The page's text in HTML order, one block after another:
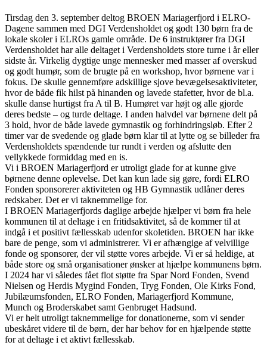
Tirsdag den 3. september deltog BROEN Mariagerfjord i ELRO-
Dagene sammen med DGI Verdensholdet og godt 130 børn fra de
lokale skoler i ELROs gamle område. De 6 instruktører fra DGI
Verdensholdet har alle deltaget i Verdensholdets store turne i år eller
sidste år. Virkelig dygtige unge mennesker med masser af overskud
og godt humør, som de brugte på en workshop, hvor børnene var i
fokus. De skulle gennemføre adskillige sjove bevægelsesaktiviteter,
hvor de både fik hilst på hinanden og lavede stafetter, hvor de bl.a.
skulle danse hurtigst fra A til B. Humøret var højt og alle gjorde
deres bedste – og turde deltage. I anden halvdel var børnene delt på
3 hold, hvor de både lavede gymnastik og forhindringsløb. Efter 2
timer var de svedende og glade børn klar til at lytte og se billeder fra
Verdensholdets spændende tur rundt i verden og afslutte den
vellykkede formiddag med en is.
Vi i BROEN Mariagerfjord er utroligt glade for at kunne give
børnene denne oplevelse. Det kan kun lade sig gøre, fordi ELRO
Fonden sponsorerer aktiviteten og HB Gymnastik udlåner deres
redskaber. Det er vi taknemmelige for.
I BROEN Mariagerfjords daglige arbejde hjælper vi børn fra hele
kommunen til at deltage i en fritidsaktivitet, så de kommer til at
indgå i et positivt fællesskab udenfor skoletiden. BROEN har ikke
bare de penge, som vi administrerer. Vi er afhængige af velvillige
fonde og sponsorer, der vil støtte vores arbejde. Vi er så heldige, at
både store og små organisationer ønsker at hjælpe kommunens børn.
I 2024 har vi således fået flot støtte fra Spar Nord Fonden, Svend
Nielsen og Herdis Mygind Fonden, Tryg Fonden, Ole Kirks Fond,
Jubilæumsfonden, ELRO Fonden, Mariagerfjord Kommune,
Munch og Broderskabet samt Genbruget Hadsund.
Vi er helt utroligt taknemmelige for donationerne, som vi sender
ubeskåret videre til de børn, der har behov for en hjælpende støtte
for at deltage i et aktivt fællesskab.